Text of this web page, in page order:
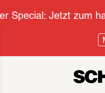
Special: Jetzt zum